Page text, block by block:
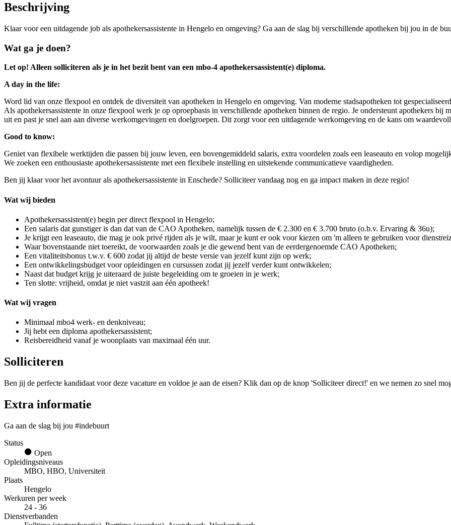
Beschrijving
Klaar voor een uitdagende job als apothekersassistente in Hengelo en omgeving? Ga aan de slag bij verschillende apotheken bij jou in de
Wat ga je doen?
Let op! Alleen solliciteren als je in het bezit bent van een mbo-4 apothekersassistent(e) diploma.
A day in the life:
Word lid van onze flexpool en ontdek de diversiteit van apotheken in Hengelo en omgeving. Van moderne stadsapotheken tot
Als apothekersassistente in onze flexpool werk je op oproepbasis in verschillende apotheken binnen de regio. Je ondersteunt apothekers
uit en past je snel aan aan diverse werkomgevingen en doelgroepen. Dit zorgt voor een uitdagende werkomgeving en de kans om
Good to know:
Geniet van flexibele werktijden die passen bij jouw leven, een bovengemiddeld salaris, extra voordelen zoals een leaseauto en volop
We zoeken een enthousiaste apothekersassistente met een flexibele instelling en uitstekende communicatieve vaardigheden.
Ben jij klaar voor het avontuur als apothekersassistente in Enschede? Solliciteer vandaag nog en ga impact maken in deze regio!
Wat wij bieden
Apothekersassistent(e) begin per direct flexpool in Hengelo;
Een salaris dat gunstiger is dan dat van de CAO Apotheken, namelijk tussen de € 2.300 en € 3.700 bruto (o.b.v. Ervaring & 36u);
Je krijgt een leaseauto, die mag je ook privé rijden als je wilt, maar je kunt er ook voor kiezen om 'm alleen te gebruiken voor
Waar bovenstaande niet toereikt, de voorwaarden zoals je die gewend bent van de eerdergenoemde CAO Apotheken;
Een vitaliteitsbonus t.w.v. € 600 zodat jij altijd de beste versie van jezelf kunt zijn op werk;
Een ontwikkelingsbudget voor opleidingen en cursussen zodat jij jezelf verder kunt ontwikkelen;
Naast dat budget krijg je uiteraard de juiste begeleiding om te groeien in je werk;
Ten slotte: vrijheid, omdat je niet vastzit aan één apotheek!
Wat wij vragen
Minimaal mbo4 werk- en denkniveau;
Jij hebt een diploma apothekersassistent;
Reisbereidheid vanaf je woonplaats van maximaal één uur.
Solliciteren
Ben jij de perfecte kandidaat voor deze vacature en voldoe je aan de eisen? Klik dan op de knop 'Solliciteer direct!' en we nemen zo snel
Extra informatie
Ga aan de slag bij jou #indebuurt
Status
Open
Opleidingsniveaus
MBO, HBO, Universiteit
Plaats
Hengelo
Werkuren per week
24 - 36
Dienstverbanden